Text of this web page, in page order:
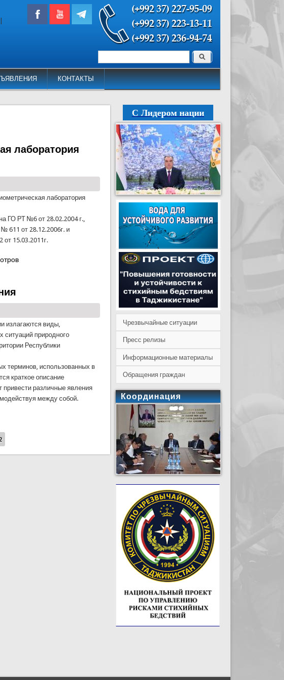
КОНТАКТЫ
Форма поиска Поиск
лаборатория
лаборатория
ГО РТ №6 от 28.02.2004 г.,
611 от 28.12.2006г. и
от 15.03.2011г.
химико радиометрическая лаборатория КЧС и ГО при ПРТ
излагаются виды,
ситуаций природного
Республики
терминов, использованных в
краткое описание
привести различные явления
между собой.
С Лидером нации
Чрезвычайные ситуации
Пресс релизы
Информационные материалы
Обращения граждан
Координация